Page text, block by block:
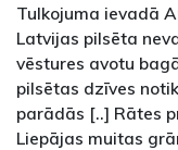
Tulkojuma ievadā
Latvijas pilsēta
vēstures avotu
pilsētas dzīves
parādās [..] Rātes
Liepājas muitas